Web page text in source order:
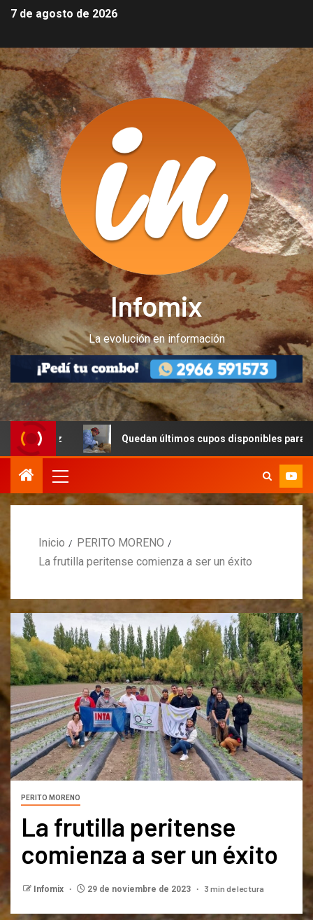
7 de agosto de 2026
Infomix
La evolución en información
Quedan últimos cupos disponibles para
Inicio
PERITO MORENO
La frutilla peritense comienza a ser un éxito
PERITO MORENO
La frutilla peritense
comienza a ser un éxito
Infomix 29 de noviembre de 2023 3 min de lectura